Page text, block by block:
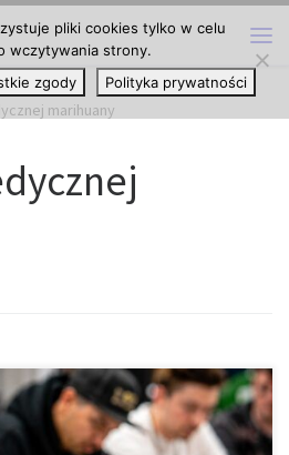
marihuany
na konkursach w ostatnich
pliki cookies tylko w celu
wczytywania strony.
zgody Polityka prywatności